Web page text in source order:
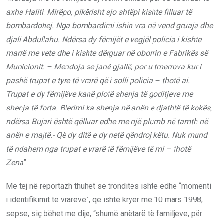
axha Haliti. Mirëpo, pikërisht ajo shtëpi kishte filluar të
bombardohej. Nga bombardimi ishin vra në vend gruaja dhe
djali Abdullahu. Ndërsa dy fëmijët e vegjël policia i kishte
marrë me vete dhe i kishte dërguar në oborrin e Fabrikës së
Municionit. – Mendoja se janë gjallë, por u tmerrova kur i
pashë trupat e tyre të vrarë që i solli policia – thotë ai.
Trupat e dy fëmijëve kanë plotë shenja të goditjeve me
shenja të forta. Blerimi ka shenja në anën e djathtë të kokës,
ndërsa Bujari është qëlluar edhe me një plumb në tamth në
anën e majtë.- Që dy ditë e dy netë qëndroj këtu. Nuk mund
të ndahem nga trupat e vrarë të fëmijëve të mi – thotë
Zena”.
Më tej në reportazh thuhet se tronditës ishte edhe “momenti
i identifikimit të vrarëve”, që ishte kryer më 10 mars 1998,
sepse, siç bëhet me dije, “shumë anëtarë të familjeve, për